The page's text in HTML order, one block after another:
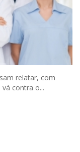
relatar, com
contra o...